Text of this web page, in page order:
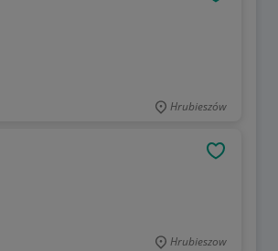
Hrubieszów
Hrubieszow